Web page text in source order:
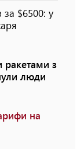
за $6500: у
ракетами з
люди
на